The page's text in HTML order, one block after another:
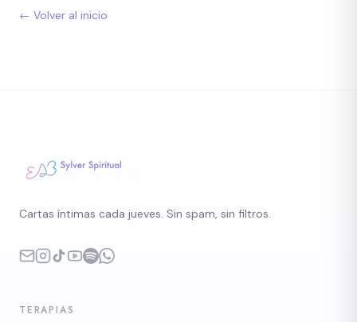
← Volver al inicio
Cartas íntimas cada jueves. Sin spam, sin filtros.
TERAPIAS